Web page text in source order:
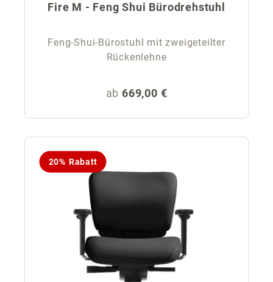
Fire M - Feng Shui Bürodrehstuhl
Feng-Shui-Bürostuhl mit zweigeteilter
Rückenlehne
Regulärer Preis:
ab 669,00 €
20% Rabatt